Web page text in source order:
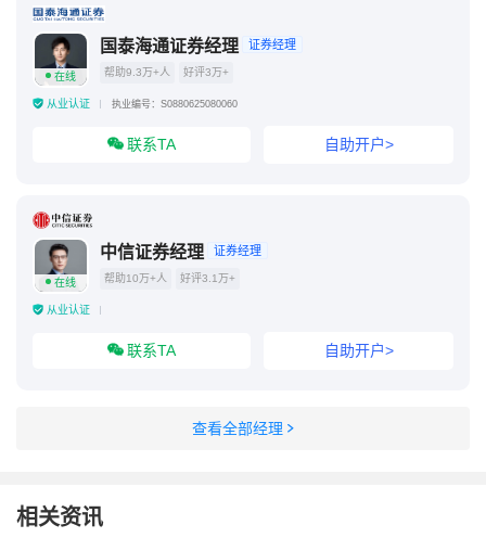
在线
国泰海通证券经理 证券经理
帮助9.3万+人 好评3万+
从业认证 执业编号：S0880625080060
联系TA 自助开户>
在线
中信证券经理 证券经理
帮助10万+人 好评3.1万+
从业认证
联系TA 自助开户>
查看全部经理
相关资讯